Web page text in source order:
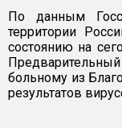
По данным
территории
состоянию на
больному из
результатов